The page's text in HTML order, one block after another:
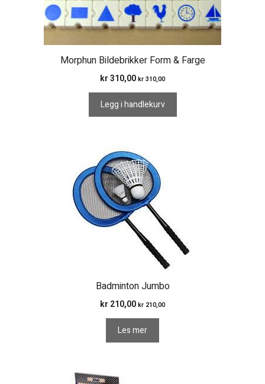
Morphun Bildebrikker Form & Farge
kr 310,00 kr 310,00
Legg i handlekurv
Badminton Jumbo
kr 210,00 kr 210,00
Les mer